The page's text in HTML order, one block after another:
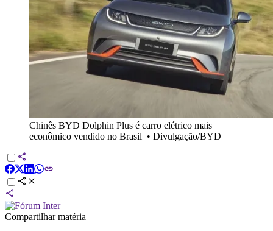
Chinês BYD Dolphin Plus é carro elétrico mais
econômico vendido no Brasil • Divulgação/BYD
Compartilhar matéria